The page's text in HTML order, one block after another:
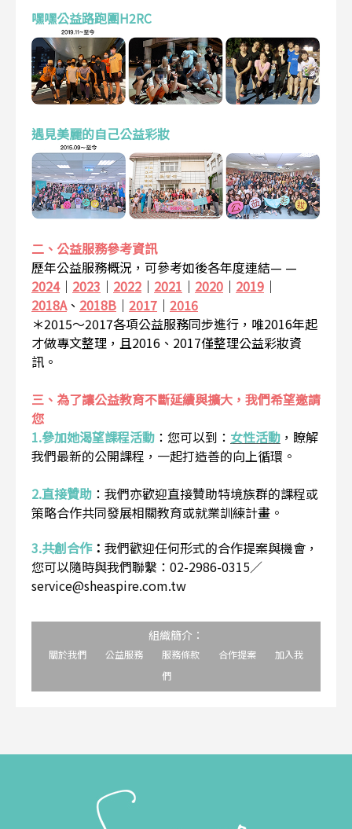
嘿嘿公益路跑團H2RC
遇見美麗的自己公益彩妝
二、公益服務參考資訊
歷年公益服務概況，可參考如後各年度連結— —
2024｜ 2023 ｜ 2022 ｜ 2021 ｜ 2020 ｜ 2019 ｜
2018A、 2018B ｜ 2017 ｜ 2016
＊2015～2017各項公益服務同步進行，唯2016年起
才做專文整理，且2016、2017僅整理公益彩妝資
訊。
三、為了讓公益教育不斷延續與擴大，我們希望邀請
您
1.參加她渴望課程活動 ： 您可以到： 女性活動 ，瞭解
我們最新的公開課程，一起打造善的向上循環。
2.直接贊助 ： 我們亦歡迎直接贊助特境族群的課程或
策略合作共同發展相關教育或就業訓練計畫。
3.共創合作： 我們歡迎任何形式的合作提案與機會，
您可以隨時與我們聯繫：02-2986-0315／
service@sheaspire.com.tw
組織簡介：
關於我們 公益服務 服務條款 合作提案
加入我
們